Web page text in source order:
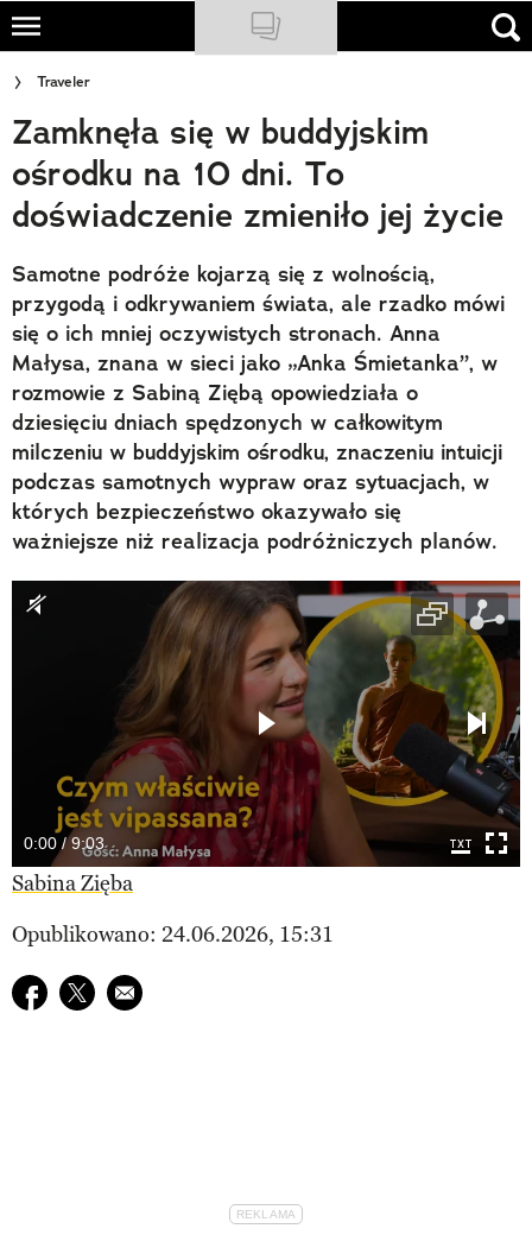
Skip
main
content
NATIONAL GEOGRAPHIC
TRAVELER
PODCASTY
Newsletter
Cuda Polski
Wielki Konkurs Fotograficzny
Trendbook Podróżniczy
Polecane
Traveler
Zamknęła się w buddyjskim
ośrodku na 10 dni. To
doświadczenie zmieniło jej życie
Samotne podróże kojarzą się z wolnością,
przygodą i odkrywaniem świata, ale rzadko mówi
się o ich mniej oczywistych stronach. Anna
Małysa, znana w sieci jako „Anka Śmietanka”, w
rozmowie z Sabiną Ziębą opowiedziała o
dziesięciu dniach spędzonych w całkowitym
milczeniu w buddyjskim ośrodku, znaczeniu intuicji
podczas samotnych wypraw oraz sytuacjach, w
których bezpieczeństwo okazywało się
ważniejsze niż realizacja podróżniczych planów.
0:00 / 9:03
Sabina Zięba
Opublikowano: 24.06.2026, 15:31
Udostępnij na facebook
Udostępnij na twitter
E-mail do przyjaciela